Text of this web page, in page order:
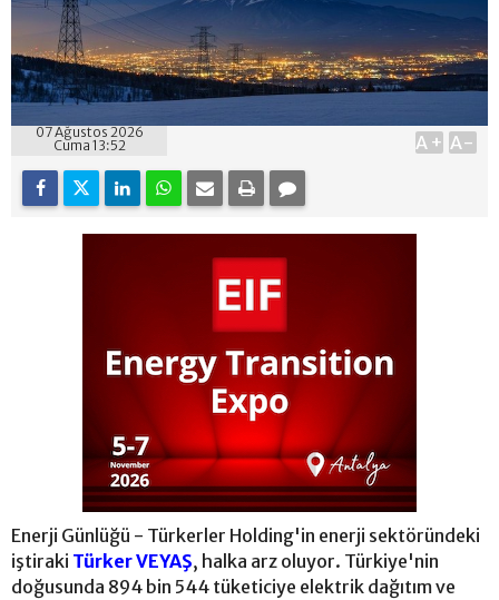
07 Ağustos 2026
Cuma 13:52
A+ A-
Enerji Günlüğü - Türkerler Holding'in enerji sektöründeki
iştiraki Türker VEYAŞ, halka arz oluyor. Türkiye'nin
doğusunda 894 bin 544 tüketiciye elektrik dağıtım ve